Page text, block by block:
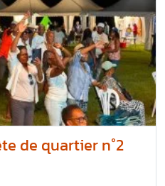
de quartier n°2